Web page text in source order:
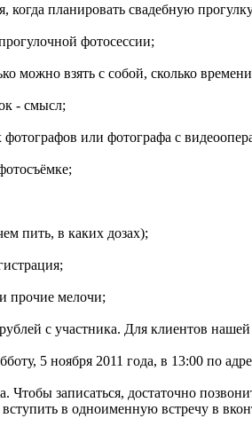
когда планировать свадебную
фотосессии;
можно взять с собой, сколько
- смысл;
фотографов или фотографа с
пить, в каких дозах);
прочие мелочи;
c участника. Для клиентов
5 ноября 2011 года, в 13:00 по
Чтобы записаться, достаточно
в одноименную встречу в